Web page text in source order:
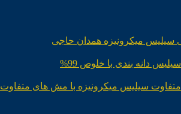
سیلیس میکرونیزه همدان حاجی
سیلیس دانه بندی با خلوص 99%
سیلیس میکرونیزه با مش های متفاوت